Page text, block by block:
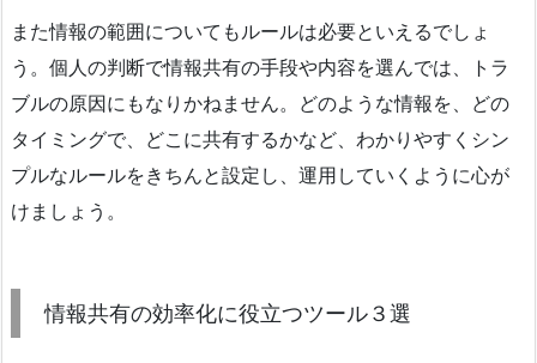
また情報の範囲についてもルールは必要といえるでしょ
う。個人の判断で情報共有の手段や内容を選んでは、トラ
ブルの原因にもなりかねません。どのような情報を、どの
タイミングで、どこに共有するかなど、わかりやすくシン
プルなルールをきちんと設定し、運用していくように心が
けましょう。
情報共有の効率化に役立つツール３選